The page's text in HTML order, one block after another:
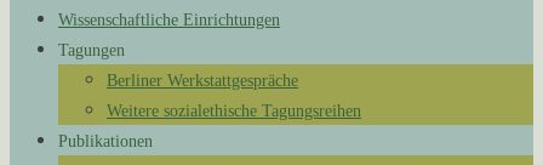
Inhalt
springen
Wissenschaftliche Einrichtungen
Tagungen
Berliner Werkstattgespräche
Weitere sozialethische Tagungsreihen
Publikationen